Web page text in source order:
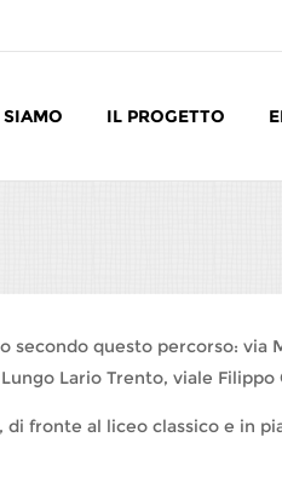
IL PROGETTO
questo percorso:
Lario Trento, viale Filippo
fronte al liceo classico e in